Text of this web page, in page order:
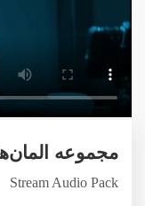
مجموعه
Stream Audio Pack